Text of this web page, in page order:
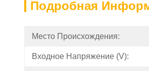
Подробная
Место Происхождения:
Входное Напряжение (v):